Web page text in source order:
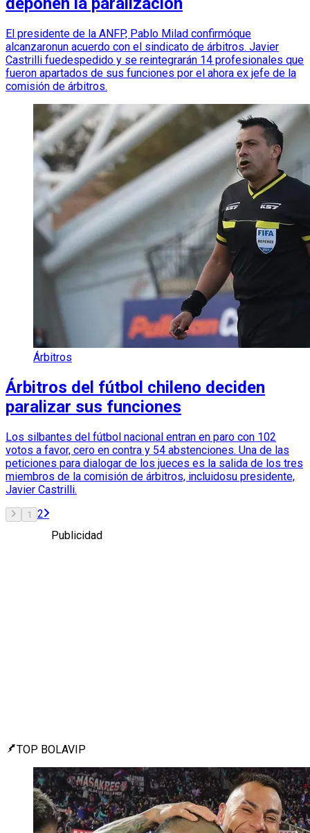
El presidente de la ANFP, Pablo Milad confirmóque
alcanzaronun acuerdo con el sindicato de árbitros. Javier
Castrilli fuedespedido y se reintegrarán 14 profesionales que
fueron apartados de sus funciones por el ahora ex jefe de la
comisión de árbitros.
Árbitros
Árbitros del fútbol chileno deciden
paralizar sus funciones
Los silbantes del fútbol nacional entran en paro con 102
votos a favor, cero en contra y 54 abstenciones. Una de las
peticiones para dialogar de los jueces es la salida de los tres
miembros de la comisión de árbitros, incluidosu presidente,
Javier Castrilli.
1
2
Publicidad
TOP BOLAVIP